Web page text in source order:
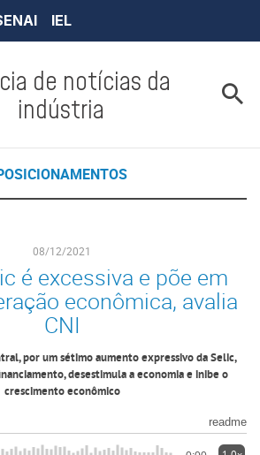
IEL
de notícias da
indústria
08/12/2021
é excessiva e põe em
econômica, avalia
CNI
por um sétimo aumento expressivo da Selic,
desestimula a economia e inibe o
crescimento econômico
readme